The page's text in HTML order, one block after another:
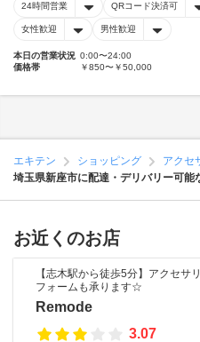
24時間営業 QRコード決済可
女性歓迎 男性歓迎
本日の営業状況 0:00〜24:00
価格帯
￥850〜￥50,000
エキテン ショッピング
アクセ
埼玉県新座市に配達・デリバリー可能
お近くのお店
【志木駅から徒歩5分】アクセサ
フォームも承ります☆
Remode
3.07